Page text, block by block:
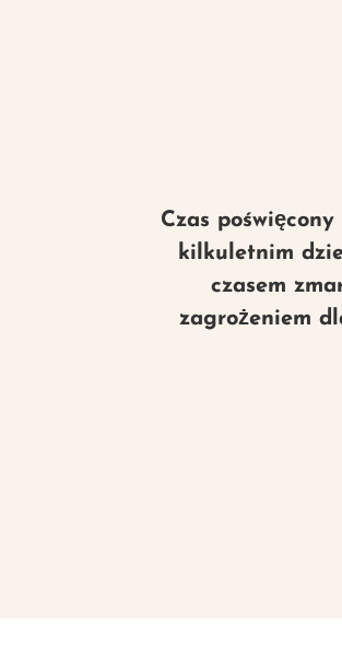
Czas
kilkuletnim
czasem
zagrożeniem